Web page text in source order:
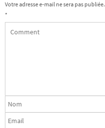
Votre adresse e-mail ne sera pas publiée.
*